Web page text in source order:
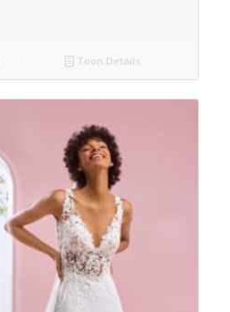
Toon Details